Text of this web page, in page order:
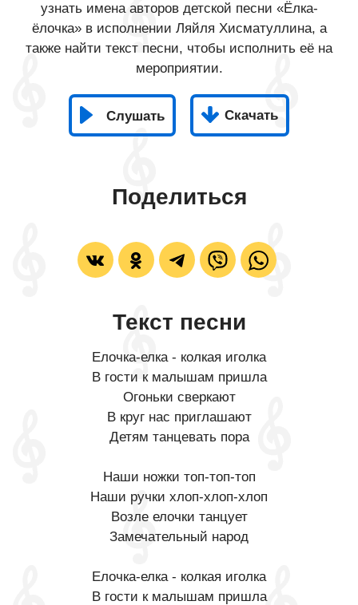
узнать имена авторов детской песни «Ёлка-
ёлочка» в исполнении Ляйля Хисматуллина, а
также найти текст песни, чтобы исполнить её на
мероприятии.
Слушать Скачать
Поделиться
Текст песни
Елочка-елка - колкая иголка
В гости к малышам пришла
Огоньки сверкают
В круг нас приглашают
Детям танцевать пора
Наши ножки топ-топ-топ
Наши ручки хлоп-хлоп-хлоп
Возле елочки танцует
Замечательный народ
Елочка-елка - колкая иголка
В гости к малышам пришла